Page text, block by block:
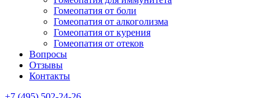
Гомеопатия от боли
Гомеопатия от алкоголизма
Гомеопатия от курения
Гомеопатия от отеков
Вопросы
Отзывы
Контакты